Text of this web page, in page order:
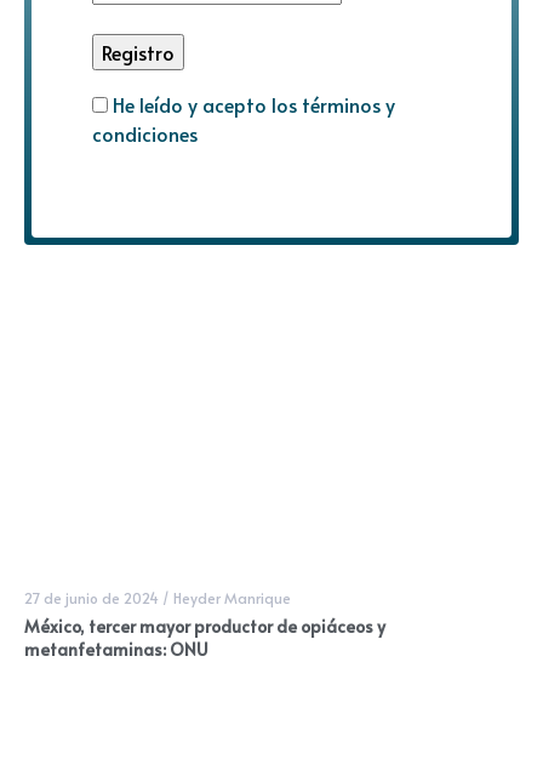
He leído y acepto los términos y
condiciones
27 de junio de 2024 / Heyder Manrique
México, tercer mayor productor de opiáceos y
metanfetaminas: ONU